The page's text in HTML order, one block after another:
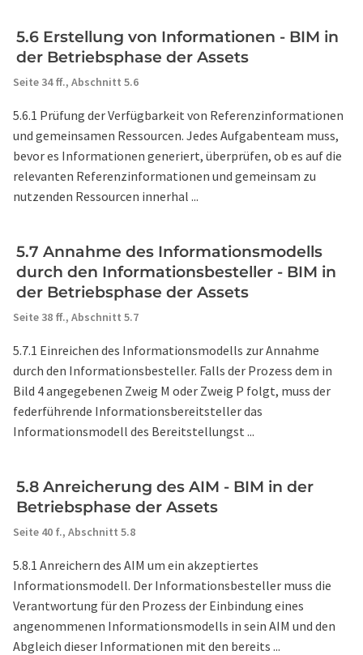
5.6 Erstellung von Informationen - BIM in
der Betriebsphase der Assets
Seite 34 ff., Abschnitt 5.6
5.6.1 Prüfung der Verfügbarkeit von Referenzinformationen
und gemeinsamen Ressourcen. Jedes Aufgabenteam muss,
bevor es Informationen generiert, überprüfen, ob es auf die
relevanten Referenzinformationen und gemeinsam zu
nutzenden Ressourcen innerhal ...
5.7 Annahme des Informationsmodells
durch den Informationsbesteller - BIM in
der Betriebsphase der Assets
Seite 38 ff., Abschnitt 5.7
5.7.1 Einreichen des Informationsmodells zur Annahme
durch den Informationsbesteller. Falls der Prozess dem in
Bild 4 angegebenen Zweig M oder Zweig P folgt, muss der
federführende Informationsbereitsteller das
Informationsmodell des Bereitstellungst ...
5.8 Anreicherung des AIM - BIM in der
Betriebsphase der Assets
Seite 40 f., Abschnitt 5.8
5.8.1 Anreichern des AIM um ein akzeptiertes
Informationsmodell. Der Informationsbesteller muss die
Verantwortung für den Prozess der Einbindung eines
angenommenen Informationsmodells in sein AIM und den
Abgleich dieser Informationen mit den bereits ...